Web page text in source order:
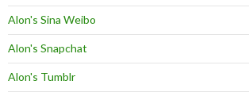
Alon's Sina Weibo
Alon's Snapchat
Alon's Tumblr